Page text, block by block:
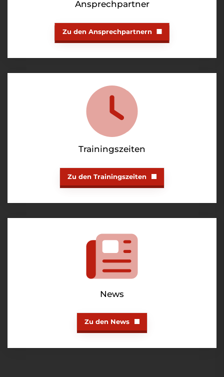
Ansprechpartner
Zu den Ansprechpartnern
Trainingszeiten
Zu den Trainingszeiten
News
Zu den News